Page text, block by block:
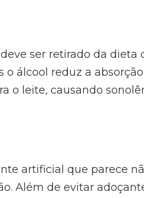
ser retirado da dieta
o álcool reduz a
o leite, causando
artificial que parece
Além de evitar